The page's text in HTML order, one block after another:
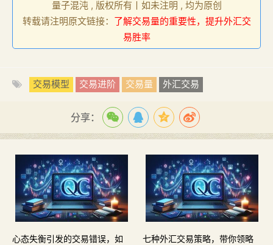
量子混沌 , 版权所有丨如未注明 , 均为原创
转载请注明原文链接： 了解交易量的重要性，提升外汇交
易胜率
交易模型 交易进阶 交易量 外汇交易
分享：
心态失衡引发的交易错误，如
七种外汇交易策略，带你领略